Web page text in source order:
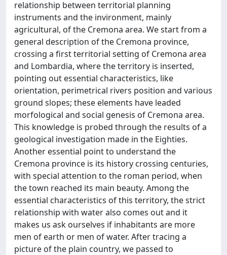
relationship between territorial planning
instruments and the invironment, mainly
agricultural, of the Cremona area. We start from a
general description of the Cremona province,
crossing a first territorial setting of Cremona area
and Lombardia, where the territory is inserted,
pointing out essential characteristics, like
orientation, perimetrical rivers position and various
ground slopes; these elements have leaded
morfological and social genesis of Cremona area.
This knowledge is probed through the results of a
geological investigation made in the Eighties.
Another essential point to understand the
Cremona province is its history crossing centuries,
with special attention to the roman period, when
the town reached its main beauty. Among the
essential characteristics of this territory, the strict
relationship with water also comes out and it
makes us ask ourselves if inhabitants are more
men of earth or men of water. After tracing a
picture of the plain country, we passed to